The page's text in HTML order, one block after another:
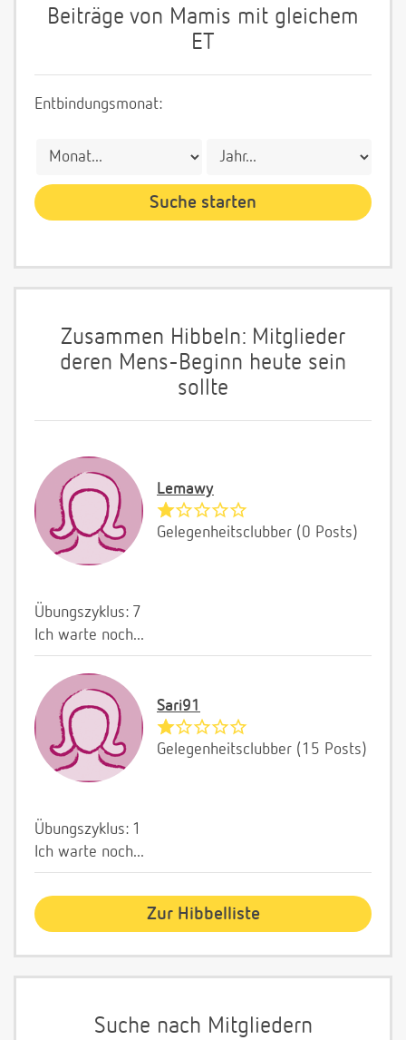
Beiträge von Mamis mit gleichem
ET
Entbindungsmonat:
Zusammen Hibbeln: Mitglieder
deren Mens-Beginn heute sein
sollte
Lemawy
Gelegenheitsclubber (0 Posts)
Übungszyklus: 7
Ich warte noch...
Sari91
Gelegenheitsclubber (15 Posts)
Übungszyklus: 1
Ich warte noch...
Zur Hibbelliste
Suche nach Mitgliedern